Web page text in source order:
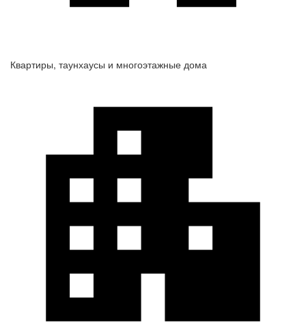
Квартиры, таунхаусы и многоэтажные дома